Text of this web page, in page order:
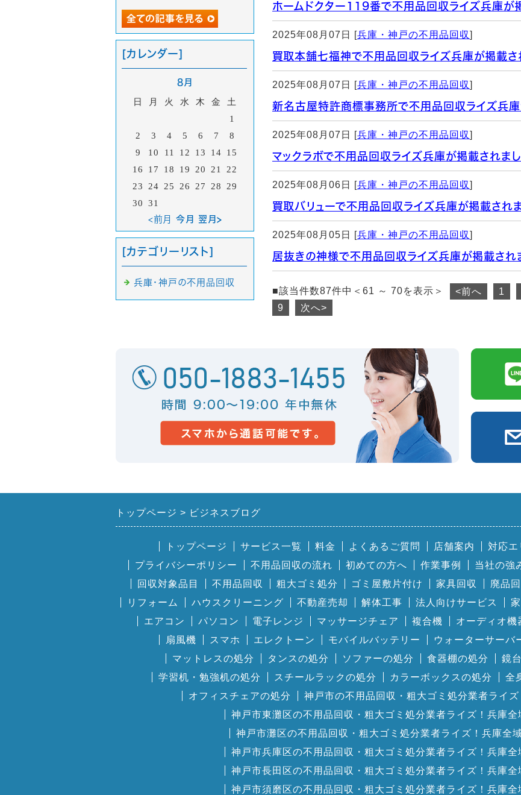
ホームドクター119番で不用品回収ライズ兵庫が
2025年08月07日 [兵庫・神戸の不用品回収]
買取本舗七福神で不用品回収ライズ兵庫が掲載さ
2025年08月07日 [兵庫・神戸の不用品回収]
新名古屋特許商標事務所で不用品回収ライズ兵庫
2025年08月07日 [兵庫・神戸の不用品回収]
マックラボで不用品回収ライズ兵庫が掲載されまし
2025年08月06日 [兵庫・神戸の不用品回収]
買取バリューで不用品回収ライズ兵庫が掲載されま
2025年08月05日 [兵庫・神戸の不用品回収]
居抜きの神様で不用品回収ライズ兵庫が掲載され
■該当件数87件中＜61 ～ 70を表示＞ <前へ 1
9
次へ>
[カレンダー]
8月
日 月 火 水 木 金
土
1
2
3 4 5 6 7
8
9
10 11 12 13 14
15
16
17 18 19 20 21
22
23
24 25 26 27 28
29
30
31
<前月 今月 翌月>
[カテゴリーリスト]
兵庫・神戸の不用品回収
トップページ ビジネスブログ
トップページ サービス一覧 料金 よくあるご質問 店舗案内 対応エ
プライバシーポリシー
不用品回収の流れ 初めての方へ 作業事例 当社の強
回収対象品目
不用品回収 粗大ゴミ処分 ゴミ屋敷片付け 家具回収 廃品
リフォーム
ハウスクリーニング 不動産売却 解体工事 法人向けサービス
エアコン
パソコン 電子レンジ マッサージチェア 複合機 オーディオ機
扇風機
スマホ エレクトーン モバイルバッテリー ウォーターサーバ
マットレスの処分
タンスの処分 ソファーの処分 食器棚の処分 鏡
学習机・勉強机の処分
スチールラックの処分 カラーボックスの処分 全
オフィスチェアの処分
神戸市の不用品回収・粗大ゴミ処分業者ライ
神戸市東灘区の不用品回収・粗大ゴミ処分業者ライズ！兵庫全
神戸市灘区の不用品回収・粗大ゴミ処分業者ライズ！兵庫全
神戸市兵庫区の不用品回収・粗大ゴミ処分業者ライズ！兵庫全
神戸市長田区の不用品回収・粗大ゴミ処分業者ライズ！兵庫全
神戸市須磨区の不用品回収・粗大ゴミ処分業者ライズ！兵庫全